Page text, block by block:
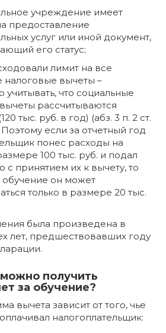
учреждение имеет
предоставление
услуг или иной документ,
его статус;
лимит на все
налоговые вычеты –
учитывать, что социальные
рассчитываются
тыс. руб. в год) (абз. 3 п. 2 ст.
если за отчетный год
понес расходы на
100 тыс. руб. и подал
с принятием их к вычету, то
обучение он может
только в размере 20 тыс.
была произведена в
лет, предшествовавших году
получить
за обучение?
вычета зависит от того, чье
налогоплательщик: